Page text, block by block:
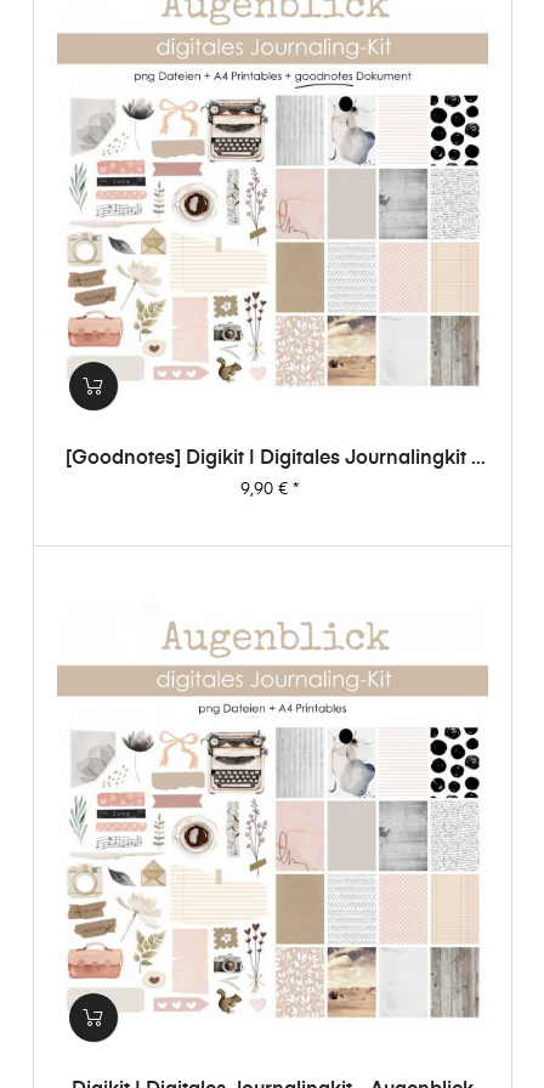
[Goodnotes] Digikit | Digitales Journalingkit -
Augenblick
Preis
9,90 €*